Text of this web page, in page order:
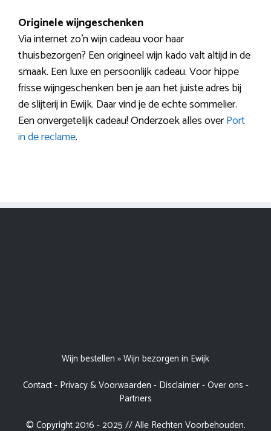
Originele wijngeschenken
Via internet zo’n wijn cadeau voor haar
thuisbezorgen? Een origineel wijn kado valt altijd in de
smaak. Een luxe en persoonlijk cadeau. Voor hippe
frisse wijngeschenken ben je aan het juiste adres bij
de slijterij in Ewijk. Daar vind je de echte sommelier.
Een onvergetelijk cadeau! Onderzoek alles overPort
in de reclame.
Wijn bestellen »Wijn bezorgen in Ewijk
Contact- Privacy & Voorwaarden - Disclaimer-Over ons -
Partners
© Copyright 2016 - 2025 // Alle Rechten Voorbehouden.